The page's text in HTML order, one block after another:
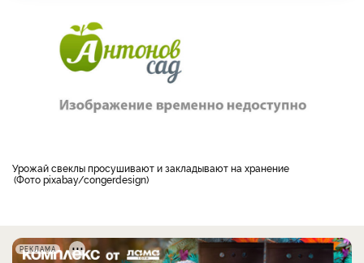
урожай свеклы просушивают и закладывают на хранение
Фото pixabay/congerdesign
РЕКЛАМА